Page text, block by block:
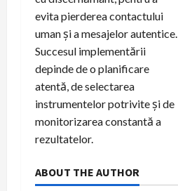
evita pierderea contactului
uman și a mesajelor autentice.
Succesul implementării
depinde de o planificare
atentă, de selectarea
instrumentelor potrivite și de
monitorizarea constantă a
rezultatelor.
ABOUT THE AUTHOR